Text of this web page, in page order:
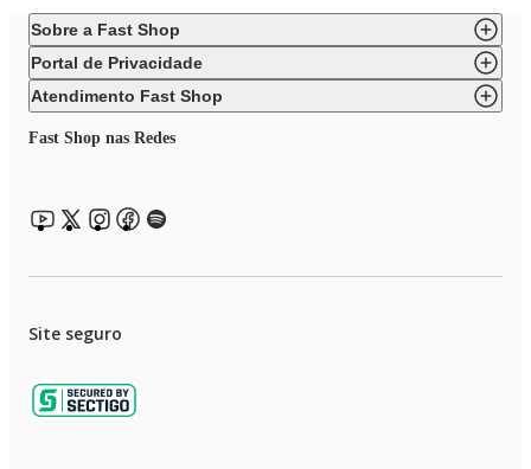
Motor silencioso de 150W
Capacidade de 360ml
Lâminas em aço inoxidável
Peças laváveis na lava-louças
Sobre a Fast Shop
Portal de Privacidade
Atendimento Fast Shop
Fast Shop nas Redes
Site seguro